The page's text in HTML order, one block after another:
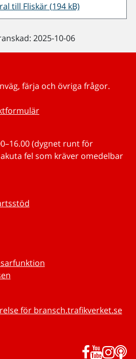
till Fliskär (194 kB)
2025-10-06
färja och övriga frågor.
(dygnet runt för
fel som kräver omedelbar
för bransch.trafikverket.se
Facebook
YouTube